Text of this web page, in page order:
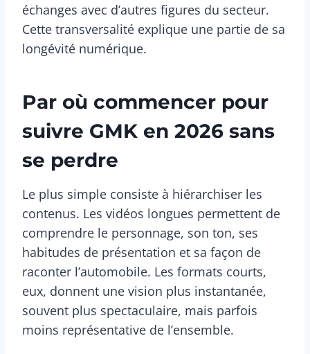
échanges avec d’autres figures du secteur.
Cette transversalité explique une partie de sa
longévité numérique.
Par où commencer pour
suivre GMK en 2026 sans
se perdre
Le plus simple consiste à hiérarchiser les
contenus. Les vidéos longues permettent de
comprendre le personnage, son ton, ses
habitudes de présentation et sa façon de
raconter l’automobile. Les formats courts,
eux, donnent une vision plus instantanée,
souvent plus spectaculaire, mais parfois
moins représentative de l’ensemble.